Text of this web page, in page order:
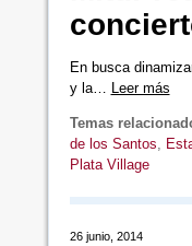
En busca
y la… Leer más
Temas
de los Santos,
Plata Village
26 junio, 2014